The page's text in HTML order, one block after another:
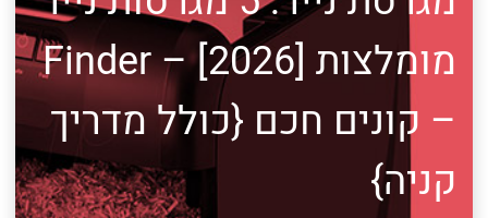
מומלצות [2026] – Finder
– קונים חכם {כולל מדריך
קניה}